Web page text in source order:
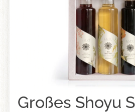
Großes Shoyu